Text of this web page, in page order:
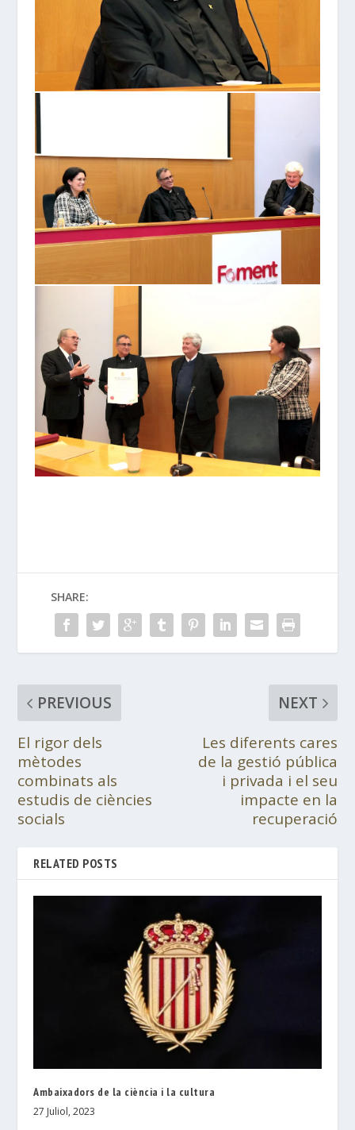
SHARE:
PREVIOUS
El rigor dels
mètodes
combinats als
estudis de ciències
socials
NEXT
Les diferents cares
de la gestió pública
i privada i el seu
impacte en la
recuperació
RELATED POSTS
Ambaixadors de la ciència i la cultura
27 Juliol, 2023